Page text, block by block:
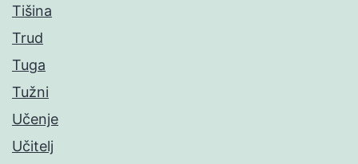
Tišina
Trud
Tuga
Tužni
Učenje
Učitelj